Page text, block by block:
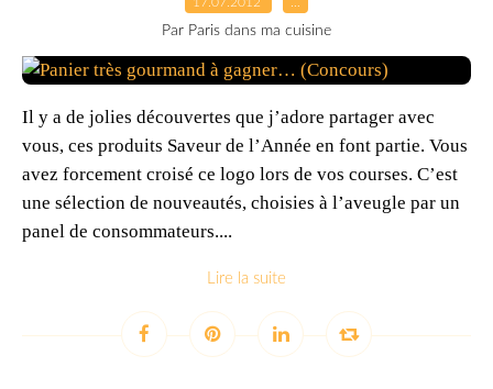
Par Paris dans ma cuisine
Il y a de jolies découvertes que j’adore partager avec
vous, ces produits Saveur de l’Année en font partie. Vous
avez forcement croisé ce logo lors de vos courses. C’est
une sélection de nouveautés, choisies à l’aveugle par un
panel de consommateurs....
Lire la suite